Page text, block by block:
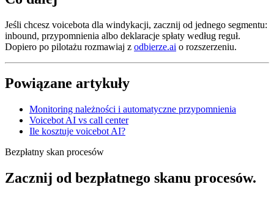
Jeśli chcesz voicebota dla windykacji, zacznij od jednego segmentu:
inbound, przypomnienia albo deklaracje spłaty według reguł.
Dopiero po pilotażu rozmawiaj z odbierze.ai o rozszerzeniu.
Powiązane artykuły
Monitoring należności i automatyczne przypomnienia
Voicebot AI vs call center
Ile kosztuje voicebot AI?
Bezpłatny skan procesów
Zacznij od bezpłatnego skanu procesów.